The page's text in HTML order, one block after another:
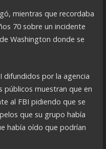
mientras que recordaba
70 sobre un incidente
Washington donde se
difundidos por la agencia
públicos muestran que en
al FBI pidiendo que se
que su grupo había
había oído que podrían